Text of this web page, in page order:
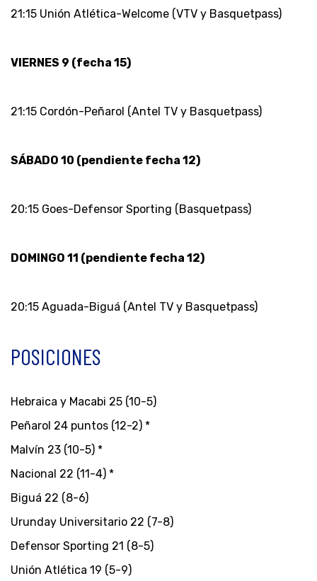
21:15 Unión Atlética-Welcome (VTV y Basquetpass)
VIERNES 9 (fecha 15)
21:15 Cordón-Peñarol (Antel TV y Basquetpass)
SÁBADO 10 (pendiente fecha 12)
20:15 Goes-Defensor Sporting (Basquetpass)
DOMINGO 11 (pendiente fecha 12)
20:15 Aguada-Biguá (Antel TV y Basquetpass)
POSICIONES
Hebraica y Macabi 25 (10-5)
Peñarol 24 puntos (12-2) *
Malvín 23 (10-5) *
Nacional 22 (11-4) *
Biguá 22 (8-6)
Urunday Universitario 22 (7-8)
Defensor Sporting 21 (8-5)
Unión Atlética 19 (5-9)